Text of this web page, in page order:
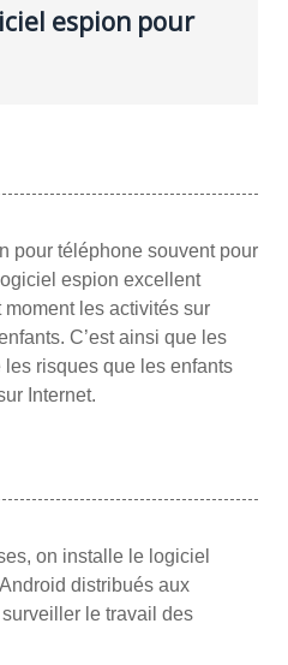
espion pour
pour téléphone souvent pour
espion excellent
les activités sur
C’est ainsi que les
risques que les enfants
Internet.
on installe le logiciel
distribués aux
le travail des